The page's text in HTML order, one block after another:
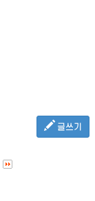
글쓰기